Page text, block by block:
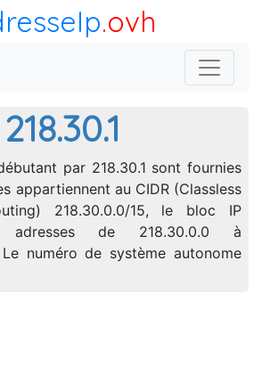
.ovh
218.30.1
par 218.30.1 sont fournies
appartiennent au CIDR (Classless
218.30.0.0/15, le bloc IP
adresses de 218.30.0.0 à
Le numéro de système autonome